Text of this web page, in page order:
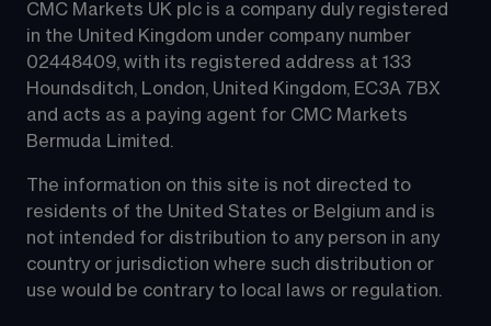
CMC Markets UK plc is a company duly registered
in the United Kingdom under company number
02448409, with its registered address at 133
Houndsditch, London, United Kingdom, EC3A 7BX
and acts as a paying agent for CMC Markets
Bermuda Limited.
The information on this site is not directed to
residents of the United States or Belgium and is
not intended for distribution to any person in any
country or jurisdiction where such distribution or
use would be contrary to local laws or regulation.